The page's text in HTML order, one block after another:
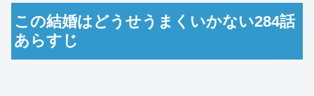
この結婚はどうせうまくいかない284話
あらすじ